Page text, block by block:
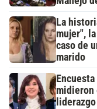
La
mujer",
caso de
marido
midieron